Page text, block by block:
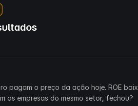
pagam o preço da ação hoje. ROE
as empresas do mesmo setor, fechou?